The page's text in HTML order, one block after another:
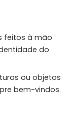
feitos à mão
do
ou objetos
bem-vindos.